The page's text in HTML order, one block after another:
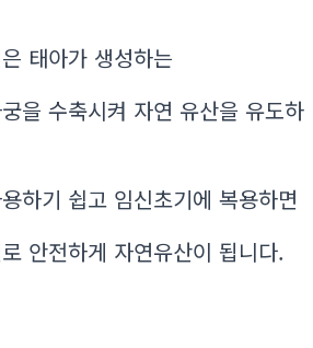
태아가 생성하는
을 수축시켜 자연 유산을 유도하
하기 쉽고 임신초기에 복용하면
안전하게 자연유산이 됩니다.